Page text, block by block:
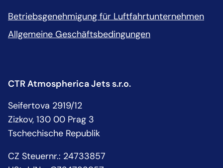
Betriebsgenehmigung für Luftfahrtunternehmen
Allgemeine Geschäftsbedingungen
CTR Atmospherica Jets s.r.o.
Seifertova 2919/12
Zizkov, 130 00 Prag 3
Tschechische Republik
CZ Steuernr.: 24733857